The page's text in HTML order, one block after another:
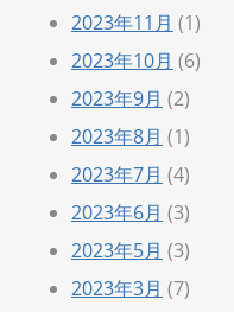
2023年11月 (1)
2023年10月 (6)
2023年9月 (2)
2023年8月 (1)
2023年7月 (4)
2023年6月 (3)
2023年5月 (3)
2023年3月 (7)